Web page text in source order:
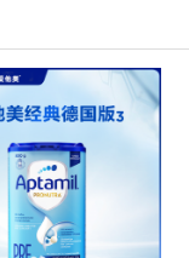
Aptamil澳洲爱他美
Aptamil港版爱他美